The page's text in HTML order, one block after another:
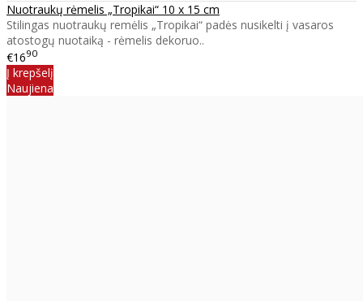
Nuotraukų rėmelis „Tropikai“ 10 x 15 cm
Stilingas nuotraukų remėlis „Tropikai“ padės nusikelti į vasaros
atostogų nuotaiką - rėmelis dekoruo..
€1690
Į krepšelį
Naujiena